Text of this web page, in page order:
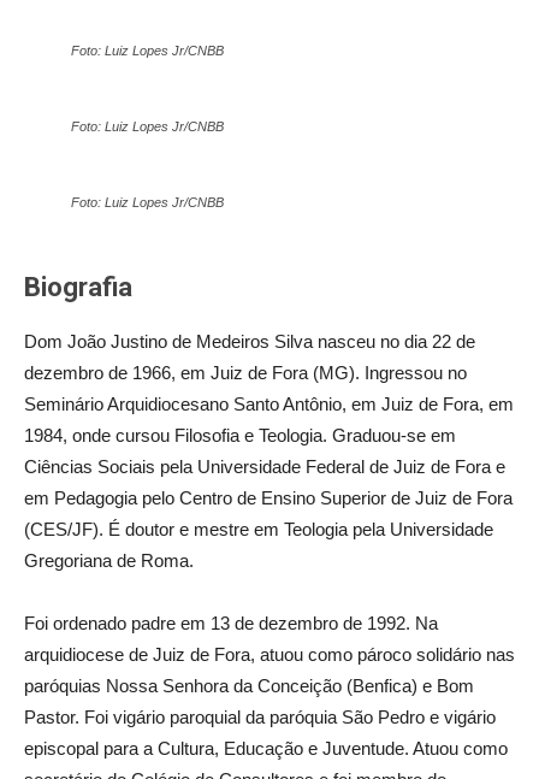
Foto: Luiz Lopes Jr/CNBB
Foto: Luiz Lopes Jr/CNBB
Foto: Luiz Lopes Jr/CNBB
Biografia
Dom João Justino de Medeiros Silva nasceu no dia 22 de
dezembro de 1966, em Juiz de Fora (MG). Ingressou no
Seminário Arquidiocesano Santo Antônio, em Juiz de Fora, em
1984, onde cursou Filosofia e Teologia. Graduou-se em
Ciências Sociais pela Universidade Federal de Juiz de Fora e
em Pedagogia pelo Centro de Ensino Superior de Juiz de Fora
(CES/JF). É doutor e mestre em Teologia pela Universidade
Gregoriana de Roma.
Foi ordenado padre em 13 de dezembro de 1992. Na
arquidiocese de Juiz de Fora, atuou como pároco solidário nas
paróquias Nossa Senhora da Conceição (Benfica) e Bom
Pastor. Foi vigário paroquial da paróquia São Pedro e vigário
episcopal para a Cultura, Educação e Juventude. Atuou como